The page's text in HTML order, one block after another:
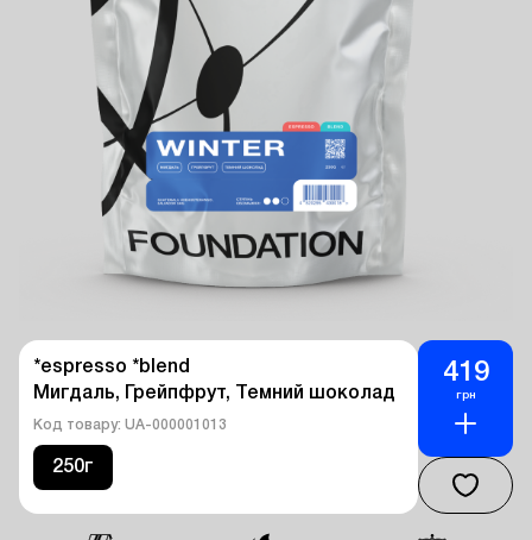
*espresso *blend
Мигдаль, Грейпфрут, Темний шоколад
Код товару: UA-000001013
250г
419
грн